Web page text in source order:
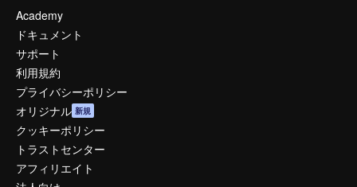
Academy
ドキュメント
サポート
利用規約
プライバシーポリシー
オリジナル 新規
クッキーポリシー
トラストセンター
アフィリエイト